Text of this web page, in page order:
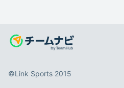
©️Link Sports 2015